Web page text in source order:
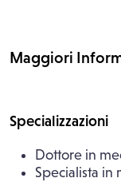
Maggiori
Specializzazioni
Dottore in
Specialista in